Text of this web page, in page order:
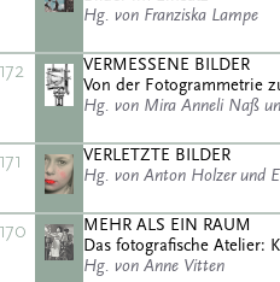
Hg. von Franziska Lampe
172
VERMESSENE BILDER
Von der Fotogrammetrie
Hg. von Mira Anneli Naß
171
VERLETZTE BILDER
Hg. von Anton Holzer und
170
MEHR ALS EIN RAUM
Das fotografische Atelier:
Hg. von Anne Vitten